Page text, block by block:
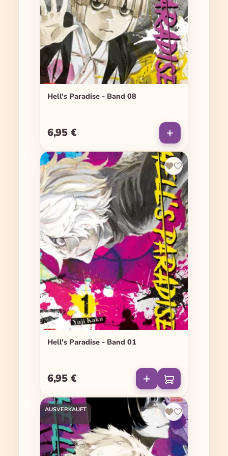
Hell's Paradise - Band 08
Regulärer Preis:
6,95 €
Hell's Paradise - Band 01
Regulärer Preis:
6,95 €
AUSVERKAUFT